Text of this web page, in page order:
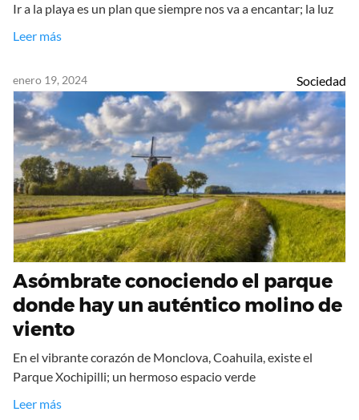
Ir a la playa es un plan que siempre nos va a encantar; la luz
Leer más
enero 19, 2024 Sociedad
Asómbrate conociendo el parque
donde hay un auténtico molino de
viento
En el vibrante corazón de Monclova, Coahuila, existe el
Parque Xochipilli; un hermoso espacio verde
Leer más